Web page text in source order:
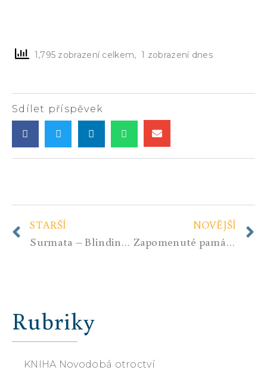
1,795 zobrazení celkem, 1 zobrazení dnes
Sdílet příspěvek
STARŠÍ
Surmata – Blinding Sun ft. Blackwish
NOVĚJŠÍ
Zapomenuté památky ožívají
Rubriky
KNIHA Novodobá otroctví